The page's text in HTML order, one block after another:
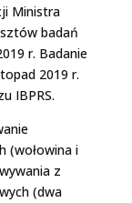
Ministra
badań
r. Badanie
2019 r.
IBPRS.
(wołowina i
z
(dwa